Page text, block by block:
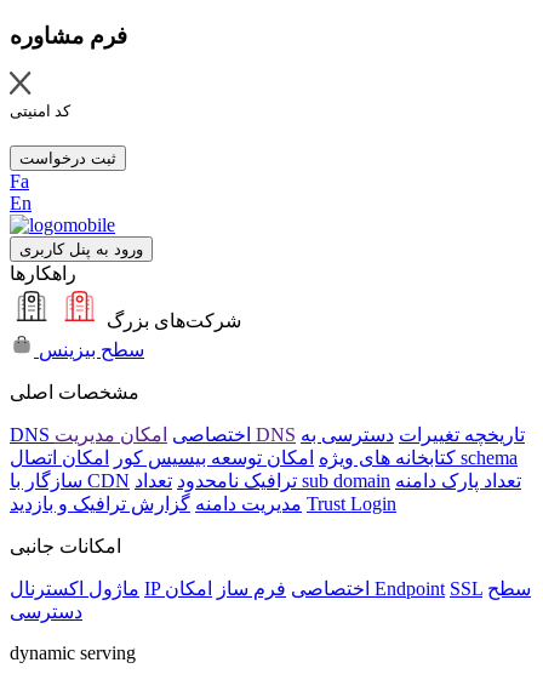
فرم مشاوره
کد امنیتی
ثبت درخواست
Fa
En
ورود به پنل کاربری
راهکارها
شرکت‌های بزرگ
سطح بیزینس
مشخصات اصلی
DNS اختصاصی امکان مدیریت DNS تاریخچه تغییرات دسترسی به
کتابخانه های ویژه امکان توسعه بیسیس کور
امکان اتصال schema
سازگار با CDN
ترافیک نامحدود تعداد sub domain تعداد پارک دامنه
مدیریت دامنه گزارش ترافیک و بازدید Trust Login
امکانات جانبی
ماژول اکسترنال IP اختصاصی فرم ساز امکان Endpoint SSL سطح
دسترسی
dynamic serving